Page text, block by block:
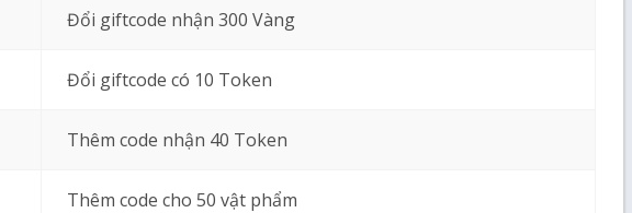
Đổi giftcode nhận 300 Vàng
Đổi giftcode có 10 Token
Thêm code nhận 40 Token
Thêm code cho 50 vật phẩm